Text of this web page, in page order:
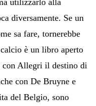
diversamente. Se un
sa fare, tornerebbe
è un libro aperto
con Allegri il destino di
con De Bruyne e
del Belgio, sono